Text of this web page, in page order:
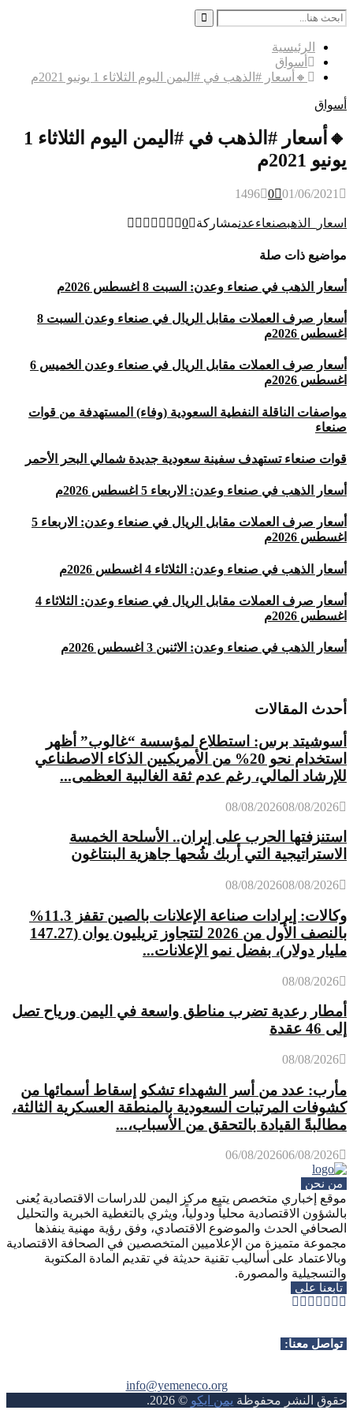
Search
for:
Search
الرئيسية
أسواق
🔸أسعار #الذهب في #اليمن اليوم الثلاثاء 1 يونيو 2021م
أسواق
🔸أسعار #الذهب في #اليمن اليوم الثلاثاء 1
يونيو 2021م
01/06/2021
0
1496
اسعار_الذهبصنعاءعدنمشاركة 0
مواضيع ذات صلة
أسعار الذهب في صنعاء وعدن: السبت 8 اغسطس 2026م
أسعار صرف العملات مقابل الريال في صنعاء وعدن السبت 8
اغسطس 2026م
أسعار صرف العملات مقابل الريال في صنعاء وعدن الخميس 6
اغسطس 2026م
مواصفات الناقلة النفطية السعودية (وفاء) المستهدفة من قوات
صنعاء
قوات صنعاء تستهدف سفينة سعودية جديدة شمالي البحر الأحمر
أسعار الذهب في صنعاء وعدن: الاربعاء 5 اغسطس 2026م
أسعار صرف العملات مقابل الريال في صنعاء وعدن: الاربعاء 5
اغسطس 2026م
أسعار الذهب في صنعاء وعدن: الثلاثاء 4 اغسطس 2026م
أسعار صرف العملات مقابل الريال في صنعاء وعدن: الثلاثاء 4
اغسطس 2026م
أسعار الذهب في صنعاء وعدن: الاثنين 3 اغسطس 2026م
أحدث المقالات
أسوشيتد برس: استطلاع لمؤسسة “غالوب” أظهر
استخدام نحو 20% من الأمريكيين الذكاء الاصطناعي
للإرشاد المالي، رغم عدم ثقة الغالبية العظمى...
08/08/202608/08/2026
استنزفتها الحرب على إيران.. الأسلحة الخمسة
الاستراتيجية التي أربك شُحها جاهزية البنتاغون
08/08/202608/08/2026
وكالات: إيرادات صناعة الإعلانات بالصين تقفز 11.3%
بالنصف الأول من 2026 لتتجاوز تريليون يوان (147.27
مليار دولار)، بفضل نمو الإعلانات...
08/08/2026
أمطار رعدية تضرب مناطق واسعة في اليمن ورياح تصل
إلى 46 عقدة
08/08/2026
مأرب: عدد من أسر الشهداء تشكو إسقاط أسمائها من
كشوفات المرتبات السعودية بالمنطقة العسكرية الثالثة،
مطالبةً القيادة بالتحقق من الأسباب،...
06/08/202606/08/2026
من نحن
موقع إخباري متخصص يتبع مركز اليمن للدراسات الاقتصادية يُعنى
بالشؤون الاقتصادية محلياً ودولياً، ويثري بالتغطية الخبرية والتحليل
الصحافي الحدث والموضوع الاقتصادي، وفق رؤية مهنية ينفذها
مجموعة متميزة من الإعلاميين المتخصصين في الصحافة الاقتصادية
وبالاعتماد على أساليب تقنية حديثة في تقديم المادة المكتوبة
والتسجيلية والمصورة.
تابعنا على
Facebook
Twitter
Instagram
Youtube
Rss
Telegram
Whatsapp
تواصل معنا:
info@yemeneco.org
حقوق النشر محفوظة يمن ايكو©
2026
.